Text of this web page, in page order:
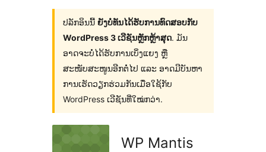
ລັກ
ອິນ
ປລັກອິນນີ້ ຍັງບໍ່ທັນໄດ້ຮັບການທົດສອບກັບ
WordPress 3 ເວີຊັນຫຼັກຫຼ້າສຸດ. ມັນ
ອາດຈະບໍ່ໄດ້ຮັບການເບິ່ງແຍງ ຫຼື
ສະໜັບສະໜູນອີກຕໍ່ໄປ ແລະ ອາດມີບັນຫາ
ການເຮັດວຽກຮ່ວມກັນເມື່ອໃຊ້ກັບ
WordPress ເວີຊັນທີ່ໃໝ່ກວ່າ.
WP Mantis